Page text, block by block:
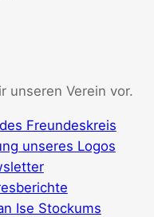
unseren Verein vor.
Freundeskreis
unseres Logos
Ise Stockums